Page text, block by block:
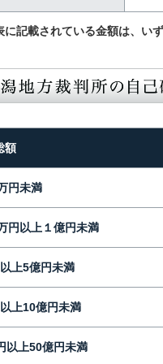
記載されている金額は、いず
額
円未満
円以上１億円未満
上5億円未満
上10億円未満
以上50億円未満